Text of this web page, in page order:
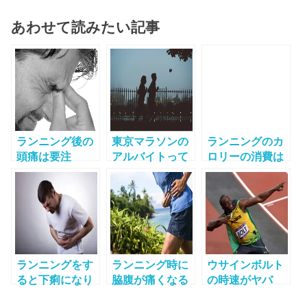
あわせて読みたい記事
ランニング後の
頭痛は要注
意！？ 症状別に
考えられる原因
一覧
東京マラソンの
アルバイトって
いくらもらえる
の？気になる時
給・内容・勤務
時間は？
ランニングのカ
ロリーの消費は
どれくらい？ラ
ンニングとジョ
ギングで実は違
う驚きの効果！
ランニングをす
ると下痢になり
ランニング時に
脇腹が痛くなる
ウサインボルト
の時速がヤバ